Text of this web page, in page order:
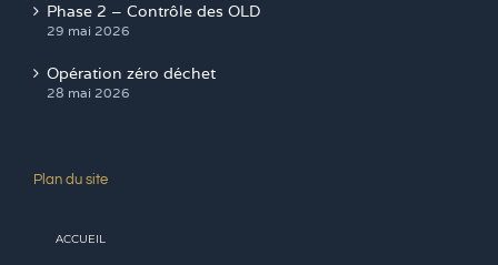
Phase 2 – Contrôle des OLD
29 mai 2026
Opération zéro déchet
28 mai 2026
Plan du site
ACCUEIL